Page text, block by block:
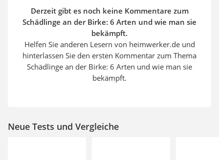
Derzeit gibt es noch keine Kommentare zum
Schädlinge an der Birke: 6 Arten und wie man sie
bekämpft.
Helfen Sie anderen Lesern von heimwerker.de und
hinterlassen Sie den ersten Kommentar zum Thema
Schädlinge an der Birke: 6 Arten und wie man sie
bekämpft.
Neue Tests und Vergleiche